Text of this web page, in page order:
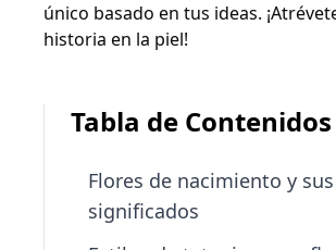
único basado en tus ideas.
historia en la piel!
Tabla de Contenidos
Flores de nacimiento y sus
significados